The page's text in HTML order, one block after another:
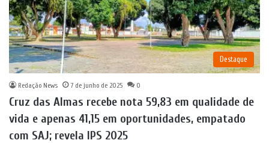
Destaque
Redação News 7 de junho de 2025 0
Cruz das Almas recebe nota 59,83 em qualidade de
vida e apenas 41,15 em oportunidades, empatado
com SAJ; revela IPS 2025